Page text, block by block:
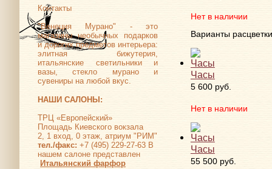
Контакты
"Венеция Мурано" - это
магазины необычных подарков
и дорогих предметов интерьера:
элитная бижутерия,
итальянские светильники и
вазы, стекло мурано и
сувениры на любой вкус.
НАШИ САЛОНЫ:
ТРЦ «Европейский»
Площадь Киевского вокзала
2, 1 вход, 0 этаж, атриум "РИМ"
тел./факс: +7 (495) 229-27-63 В
нашем салоне представлен
Итальянский фарфор
Нет в наличии
Варианты расцветки
Часы
5 600 руб.
Нет в наличии
Часы
55 500 руб.